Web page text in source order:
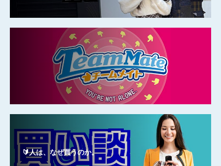
🔰人は、なぜ買うのか。